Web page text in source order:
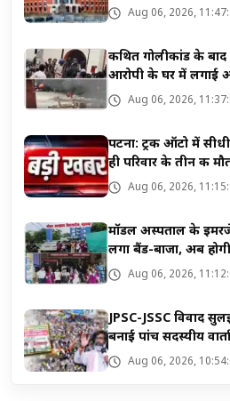
Aug 06, 2026,
कथित गोलीकांड के बाद
आरोपी के घर में लगाई
Aug 06, 2026,
पटना: ट्रक ऑटो में
ही परिवार के तीन की
Aug 06, 2026,
मॉडल अस्पताल के
लगा बैंड-बाजा, अब होगी
Aug 06, 2026,
JPSC-JSSC विवाद
बनाई पांच सदस्यीय
Aug 06, 2026,